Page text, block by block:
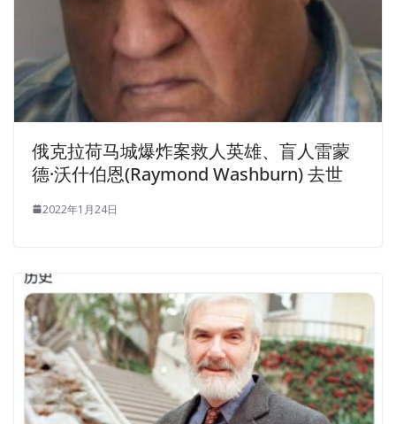
俄克拉荷马城爆炸案救人英雄、盲人雷蒙
德·沃什伯恩(Raymond Washburn) 去世
2022年1月24日